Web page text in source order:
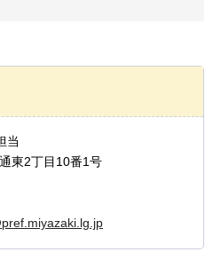
当
東2丁目10番1号